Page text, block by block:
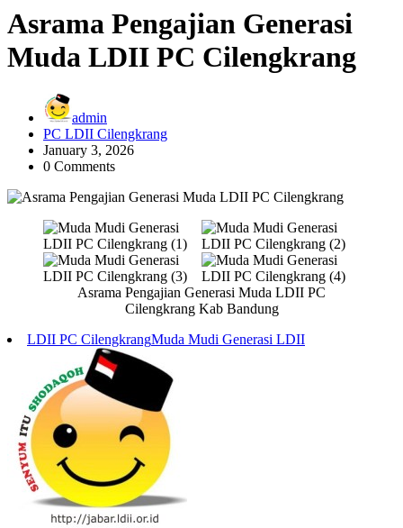
Asrama Pengajian Generasi
Muda LDII PC Cilengkrang
admin
PC LDII Cilengkrang
January 3, 2026
0 Comments
Asrama Pengajian Generasi Muda LDII PC
Cilengkrang Kab Bandung
LDII PC CilengkrangMuda Mudi Generasi LDII